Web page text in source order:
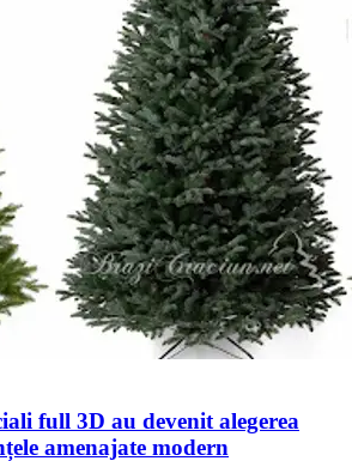
full 3D au devenit alegerea
amenajate modern